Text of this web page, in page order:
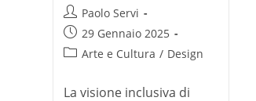
Autore
dell'articolo:
Paolo Servi
Articolo
pubblicato:
29 Gennaio 2025
Categoria
Arte e Cultura / Design
La visione inclusiva di